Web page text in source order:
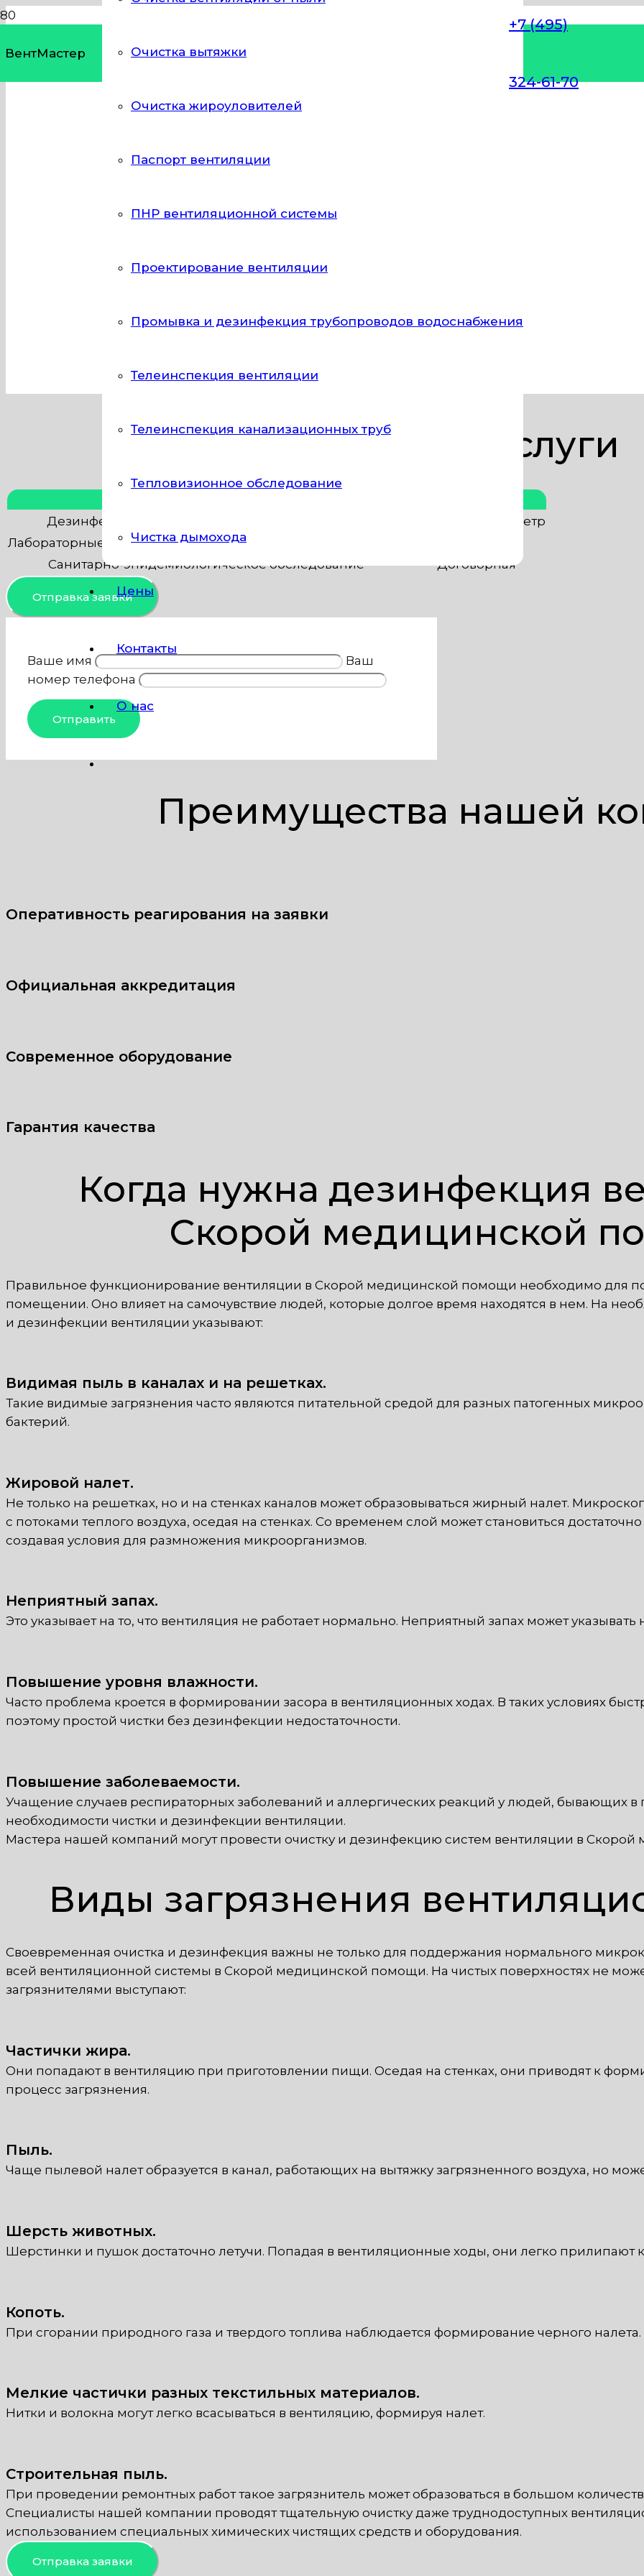
ВентМастер Очистка вытяжки
Очистка жироуловителей
Паспорт вентиляции
ПНР вентиляционной системы
Проектирование вентиляции
Промывка и дезинфекция трубопроводов водоснабжения
Телеинспекция вентиляции
Телеинспекция канализационных труб
Тепловизионное обследование
Чистка дымохода
Цены
Контакты
О нас
+7 (495)
324-61-70
ДЕЗИНФЕКЦИЯ СИСТЕМ
ВЕНТИЛЯЦИИ В СКОРОЙ
МЕДИЦИНСКОЙ
В вентиляционных каналах могут создаваться идеальные условия для размножения
оборудование. Наша компания в Москве оказывает услуги по тщательной очистке и
Цены за услуги
Дезинфекция систем вентиляции (воздуховоды)
от 30 руб. за пог. метр
Лабораторные исследования (микробиологические смывы)
Санитарно-эпидемиологическое обследование
Договорная
Отправка заявки
Ваше имя
Ваш
номер телефона
Преимущества нашей
Оперативность реагирования на заявки
Официальная аккредитация
Современное оборудование
Гарантия качества
Когда нужна дезинфекция
Скорой медицинской
Правильное функционирование вентиляции в Скорой медицинской помощи необходимо для
помещении. Оно влияет на самочувствие людей, которые долгое время находятся в нем. На
и дезинфекции вентиляции указывают:
Видимая пыль в каналах и на решетках.
Такие видимые загрязнения часто являются питательной средой для разных патогенных
бактерий.
Жировой налет.
Не только на решетках, но и на стенках каналов может образовываться жирный налет.
с потоками теплого воздуха, оседая на стенках. Со временем слой может становиться
создавая условия для размножения микроорганизмов.
Неприятный запах.
Это указывает на то, что вентиляция не работает нормально. Неприятный запах может указывать
Повышение уровня влажности.
Часто проблема кроется в формировании засора в вентиляционных ходах. В таких условиях
поэтому простой чистки без дезинфекции недостаточности.
Повышение заболеваемости.
Учащение случаев респираторных заболеваний и аллергических реакций у людей, бывающих в
необходимости чистки и дезинфекции вентиляции.
Мастера нашей компаний могут провести очистку и дезинфекцию систем вентиляции в
Виды загрязнения
Своевременная очистка и дезинфекция важны не только для поддержания нормального
всей вентиляционной системы в Скорой медицинской помощи. На чистых поверхностях не
загрязнителями выступают:
Частички жира.
Они попадают в вентиляцию при приготовлении пищи. Оседая на стенках, они приводят к
процесс загрязнения.
Пыль.
Чаще пылевой налет образуется в канал, работающих на вытяжку загрязненного воздуха, но
Шерсть животных.
Шерстинки и пушок достаточно летучи. Попадая в вентиляционные ходы, они легко прилипают
Копоть.
При сгорании природного газа и твердого топлива наблюдается формирование черного налета.
Мелкие частички разных текстильных материалов.
Нитки и волокна могут легко всасываться в вентиляцию, формируя налет.
Строительная пыль.
При проведении ремонтных работ такое загрязнитель может образоваться в большом
Специалисты нашей компании проводят тщательную очистку даже труднодоступных
использованием специальных химических чистящих средств и оборудования.
Отправка заявки